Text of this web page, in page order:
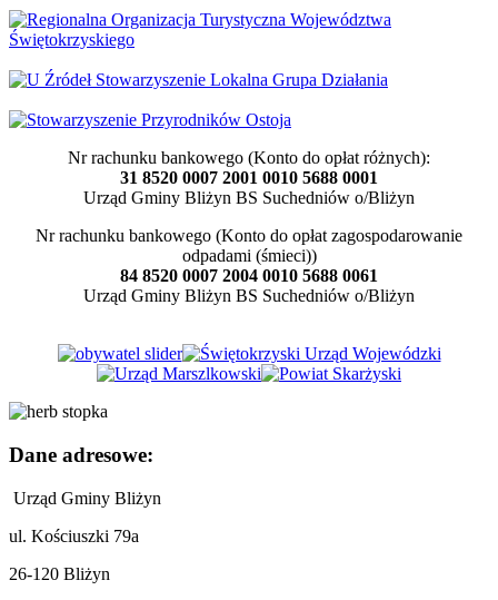
Nr rachunku bankowego (Konto do opłat różnych):
31 8520 0007 2001 0010 5688 0001
Urząd Gminy Bliżyn BS Suchedniów o/Bliżyn
Nr rachunku bankowego (Konto do opłat zagospodarowanie
odpadami (śmieci))
84 8520 0007 2004 0010 5688 0061
Urząd Gminy Bliżyn BS Suchedniów o/Bliżyn
Dane adresowe:
Urząd Gminy Bliżyn
ul. Kościuszki 79a
26-120 Bliżyn